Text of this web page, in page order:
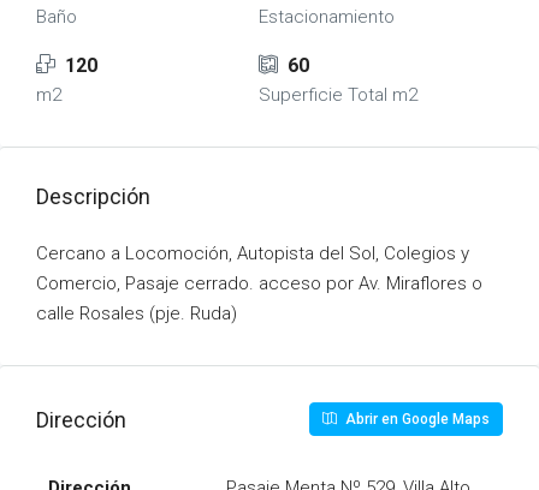
Baño Estacionamiento
120
m2
60
Superficie Total m2
Descripción
Cercano a Locomoción, Autopista del Sol, Colegios y
Comercio, Pasaje cerrado. acceso por Av. Miraflores o
calle Rosales (pje. Ruda)
Dirección Abrir en Google Maps